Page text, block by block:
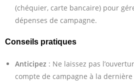
(chéquier, carte bancaire) pour
dépenses de campagne.
Conseils pratiques
Anticipez : Ne laissez pas
compte de campagne à la